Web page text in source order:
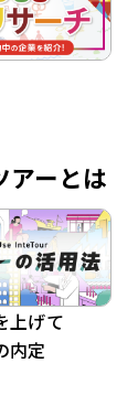
アーとは
上げて
内定